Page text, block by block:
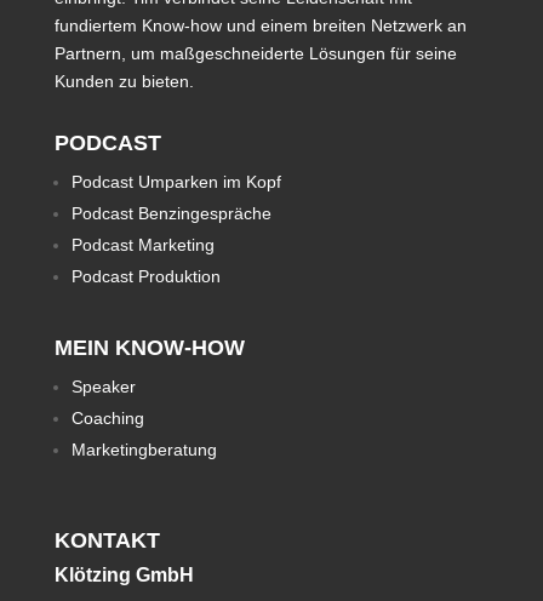
fundiertem Know-how und einem breiten Netzwerk an
Partnern, um maßgeschneiderte Lösungen für seine
Kunden zu bieten.
PODCAST
Podcast Umparken im Kopf
Podcast Benzingespräche
Podcast Marketing
Podcast Produktion
MEIN KNOW-HOW
Speaker
Coaching
Marketingberatung
KONTAKT
Klötzing GmbH